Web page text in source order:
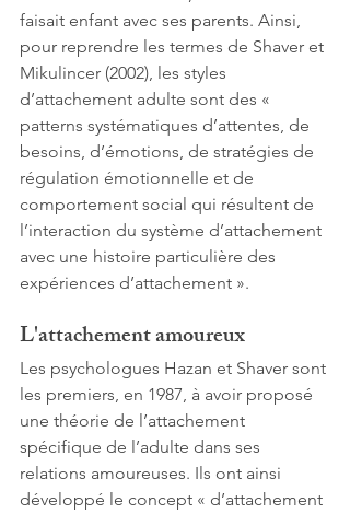
faisait enfant avec ses parents. Ainsi,
pour reprendre les termes de Shaver et
Mikulincer (2002), les styles
d’attachement adulte sont des «
patterns systématiques d’attentes, de
besoins, d’émotions, de stratégies de
régulation émotionnelle et de
comportement social qui résultent de
l’interaction du système d’attachement
avec une histoire particulière des
expériences d’attachement ».
L'attachement amoureux
Les psychologues Hazan et Shaver sont
les premiers, en 1987, à avoir proposé
une théorie de l’attachement
spécifique de l’adulte dans ses
relations amoureuses. Ils ont ainsi
développé le concept « d’attachement